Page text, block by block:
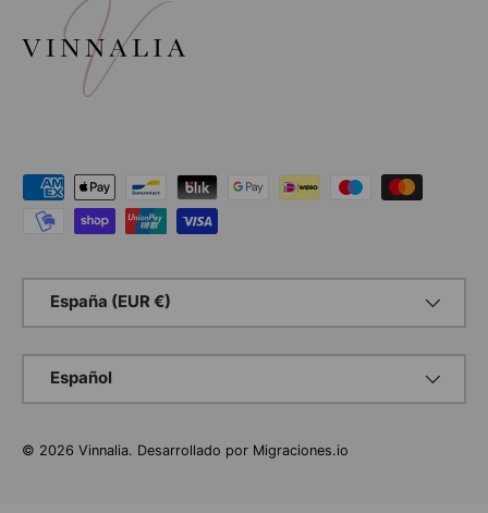
Formas de pago aceptadas
País/Región
España (EUR €)
Español
© 2026 Vinnalia. Desarrollado por Migraciones.io